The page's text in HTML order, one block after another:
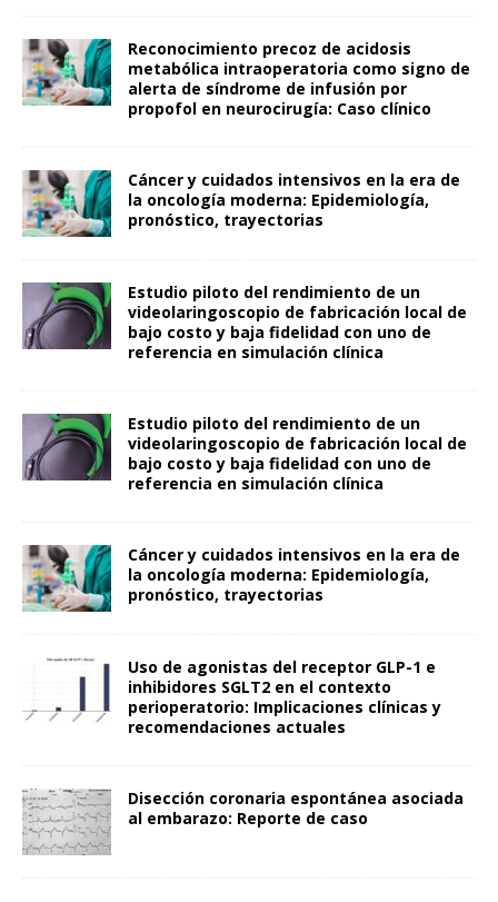
Reconocimiento precoz de acidosis
metabólica intraoperatoria como signo de
alerta de síndrome de infusión por
propofol en neurocirugía: Caso clínico
Cáncer y cuidados intensivos en la era de
la oncología moderna: Epidemiología,
pronóstico, trayectorias
Estudio piloto del rendimiento de un
videolaringoscopio de fabricación local de
bajo costo y baja fidelidad con uno de
referencia en simulación clínica
Estudio piloto del rendimiento de un
videolaringoscopio de fabricación local de
bajo costo y baja fidelidad con uno de
referencia en simulación clínica
Cáncer y cuidados intensivos en la era de
la oncología moderna: Epidemiología,
pronóstico, trayectorias
Uso de agonistas del receptor GLP-1 e
inhibidores SGLT2 en el contexto
perioperatorio: Implicaciones clínicas y
recomendaciones actuales
Disección coronaria espontánea asociada
al embarazo: Reporte de caso